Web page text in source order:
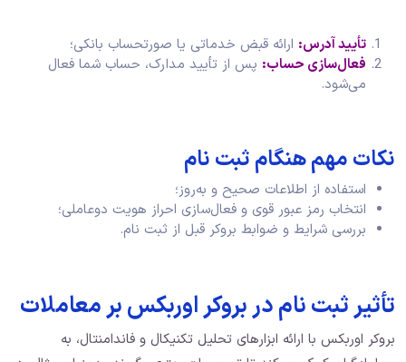
تأیید آدرس: ارائه قبض خدماتی یا صورتحساب بانکی؛
فعال‌سازی حساب: پس از تأیید مدارک، حساب شما فعال
می‌شود.
نکات مهم هنگام ثبت نام
استفاده از اطلاعات صحیح و به‌روز؛
انتخاب رمز عبور قوی و فعال‌سازی احراز هویت دوعاملی؛
بررسی شرایط و ضوابط بروکر قبل از ثبت نام.
تأثیر ثبت نام در بروکر اوربکس بر معاملات
بروکر اوربکس با ارائه ابزارهای تحلیل تکنیکال و فاندامنتال، به